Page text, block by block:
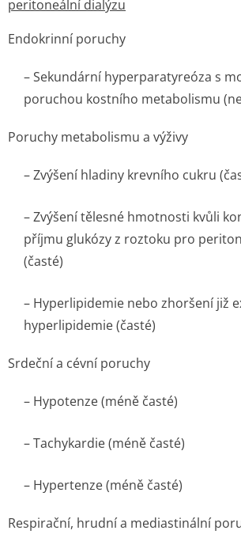
peritoneální dialýzu
Endokrinní poruchy
– Sekundární hyperparatyreóza s
poruchou kostního metabolismu
Poruchy metabolismu a výživy
– Zvýšení hladiny krevního cukru
– Zvýšení tělesné hmotnosti kvůli
příjmu glukózy z roztoku pro
(časté)
– Hyperlipidemie nebo zhoršení již
hyperlipidemie (časté)
Srdeční a cévní poruchy
– Hypotenze (méně časté)
– Tachykardie (méně časté)
– Hypertenze (méně časté)
Respirační, hrudní a mediastinální